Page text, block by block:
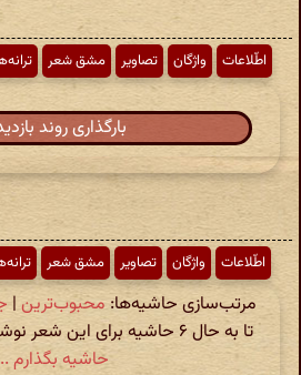
اطّلاعات واژگان تصاویر مشق شعر
بارگذاری روند
اطّلاعات واژگان تصاویر مشق شعر
مرتب‌سازی حاشیه‌ها:محبوب‌ترین |
تا به حال ۶ حاشیه برای این شعر نوشته شده است.
حاشیه بگذارم